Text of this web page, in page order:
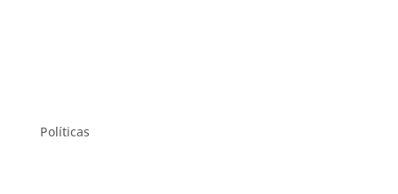
Políticas